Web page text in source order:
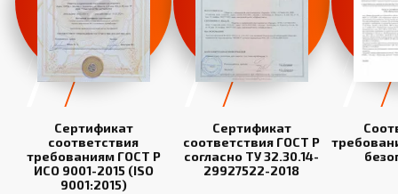
Сертификат
соответствия
требованиям ГОСТ Р
ИСО 9001-2015 (ISO
9001:2015)
Сертификат
соответствия ГОСТ Р
согласно ТУ 32.30.14-
29927522-2018